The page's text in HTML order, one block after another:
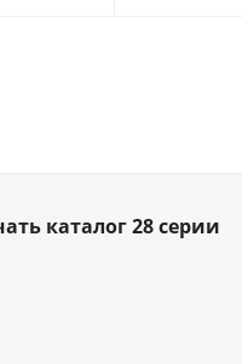
каталог 28 серии